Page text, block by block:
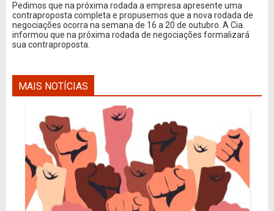
Pedimos que na próxima rodada a empresa apresente uma
contraproposta completa e propusemos que a nova rodada de
negociações ocorra na semana de 16 a 20 de outubro. A Cia.
informou que na próxima rodada de negociações formalizará
sua contraproposta.
MAIS NOTÍCIAS